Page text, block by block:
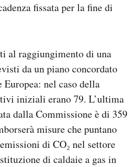
fissata per la fine di
al raggiungimento di una
da un piano concordato
nel caso della
iniziali erano 79. L’ultima
dalla Commissione è di 359
misure che puntano
di CO₂ nel settore
di caldaie a gas in